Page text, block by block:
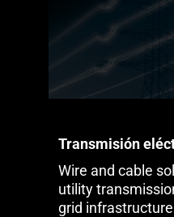
Transmisión
Wire and cable
utility
grid